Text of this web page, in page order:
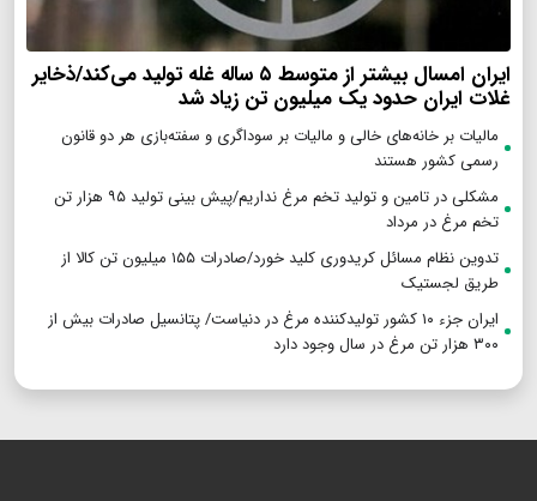
ایران امسال بیشتر از متوسط ۵ ساله غله تولید می‌کند/ذخایر
غلات ایران حدود یک میلیون تن زیاد شد
مالیات بر خانه‌های خالی و مالیات بر سوداگری و سفته‌بازی هر دو قانون
رسمی کشور هستند
مشکلی در تامین و تولید تخم مرغ نداریم/پیش بینی تولید ۹۵ هزار تن
تخم مرغ در مرداد
تدوین نظام مسائل کریدوری کلید خورد/صادرات ۱۵۵ میلیون تن کالا از
طریق لجستیک
ایران جزء ۱۰ کشور تولیدکننده مرغ در دنیاست/ پتانسیل صادرات بیش از
۳۰۰ هزار تن مرغ در سال وجود دارد